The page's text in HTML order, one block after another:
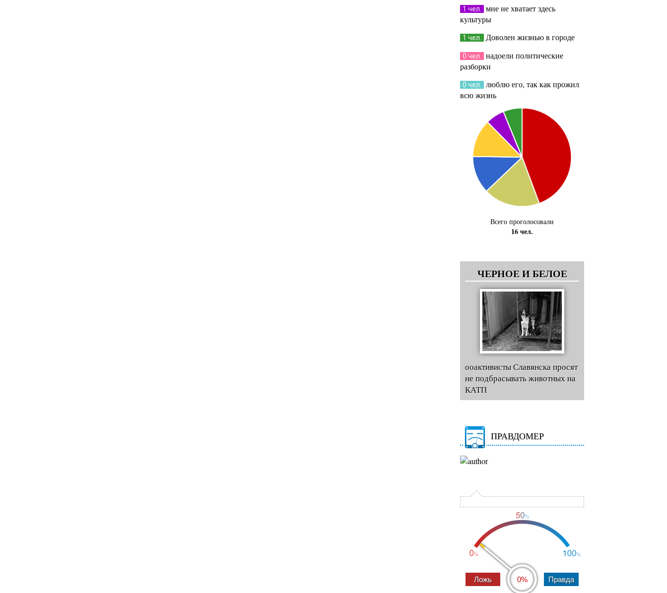
1 чел.
мне не хватает здесь
культуры
1 чел. Доволен жизнью в городе
0 чел.
надоели политические
разборки
0 чел.
люблю его, так как прожил
всю жизнь
Всего проголосовали
16 чел.
ЧЕРНОЕ И БЕЛОЕ
ооактивисты Славянска просят
не подбрасывать животных на
КАТП
ПРАВДОМЕР
0%